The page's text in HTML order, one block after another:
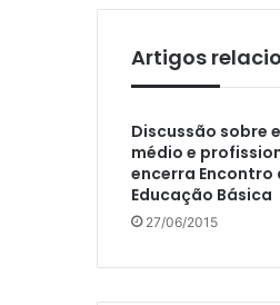
Artigos
Discussão sobre
médio e
encerra Encontro
Educação Básica
27/06/2015